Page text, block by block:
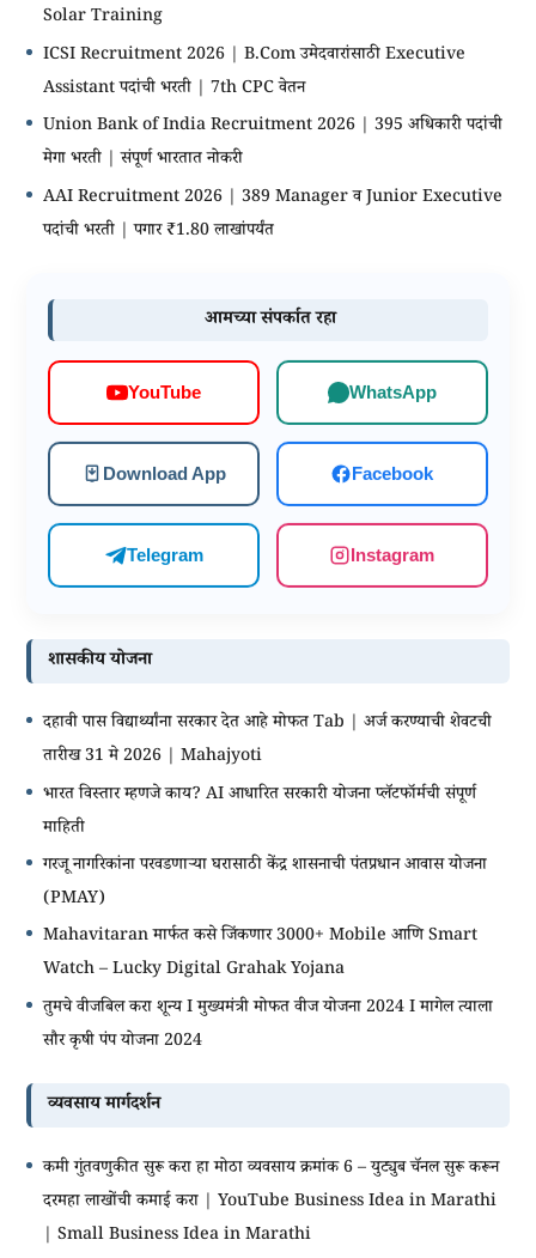
Solar Training
ICSI Recruitment 2026 | B.Com उमेदवारांसाठी Executive
Assistant पदांची भरती | 7th CPC वेतन
Union Bank of India Recruitment 2026 | 395 अधिकारी पदांची
मेगा भरती | संपूर्ण भारतात नोकरी
AAI Recruitment 2026 | 389 Manager व Junior Executive
पदांची भरती | पगार ₹1.80 लाखांपर्यंत
आमच्या संपर्कात रहा
YouTube WhatsApp
Download App Facebook
Telegram Instagram
शासकीय योजना
दहावी पास विद्यार्थ्यांना सरकार देत आहे मोफत Tab | अर्ज करण्याची शेवटची
तारीख 31 मे 2026 | Mahajyoti
भारत विस्तार म्हणजे काय? AI आधारित सरकारी योजना प्लॅटफॉर्मची संपूर्ण
माहिती
गरजू नागरिकांना परवडणाऱ्या घरासाठी केंद्र शासनाची पंतप्रधान आवास योजना
(PMAY)
Mahavitaran मार्फत कसे जिंकणार 3000+ Mobile आणि Smart
Watch – Lucky Digital Grahak Yojana
तुमचे वीजबिल करा शून्य I मुख्यमंत्री मोफत वीज योजना 2024 I मागेल त्याला
सौर कृषी पंप योजना 2024
व्यवसाय मार्गदर्शन
कमी गुंतवणुकीत सुरू करा हा मोठा व्यवसाय क्रमांक 6 – युट्युब चॅनल सुरू करून
दरमहा लाखोंची कमाई करा | YouTube Business Idea in Marathi
| Small Business Idea in Marathi